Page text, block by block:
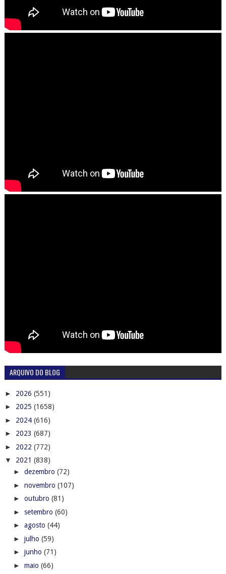
ARQUIVO DO BLOG
► 2026 (551)
► 2025 (1658)
► 2024 (616)
► 2023 (687)
► 2022 (772)
▼ 2021 (838)
► dezembro (72)
► novembro (107)
► outubro (81)
► setembro (60)
► agosto (44)
► julho (59)
► junho (71)
► maio (66)